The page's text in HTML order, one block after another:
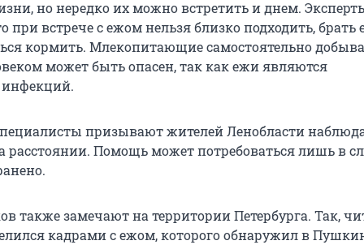
но нередко их можно встретить и днем.
встрече с ежом нельзя близко подходить, брать
кормить. Млекопитающие самостоятельно
может быть опасен, так как ежи являются
призывают жителей Ленобласти
расстоянии. Помощь может потребоваться лишь в
также замечают на территории Петербурга. Так,
кадрами с ежом, которого обнаружил в